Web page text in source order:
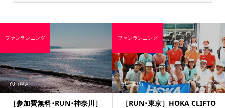
¥0（税込）
［参加費無料･RUN･神奈川］
ファンランニング
¥0（税込）
［RUN･東京］HOKA CLIFTO
ファンランニング